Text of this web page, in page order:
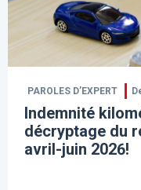
PAROLES D’EXPERT
Indemnité
décryptage du
avril-juin 2026!